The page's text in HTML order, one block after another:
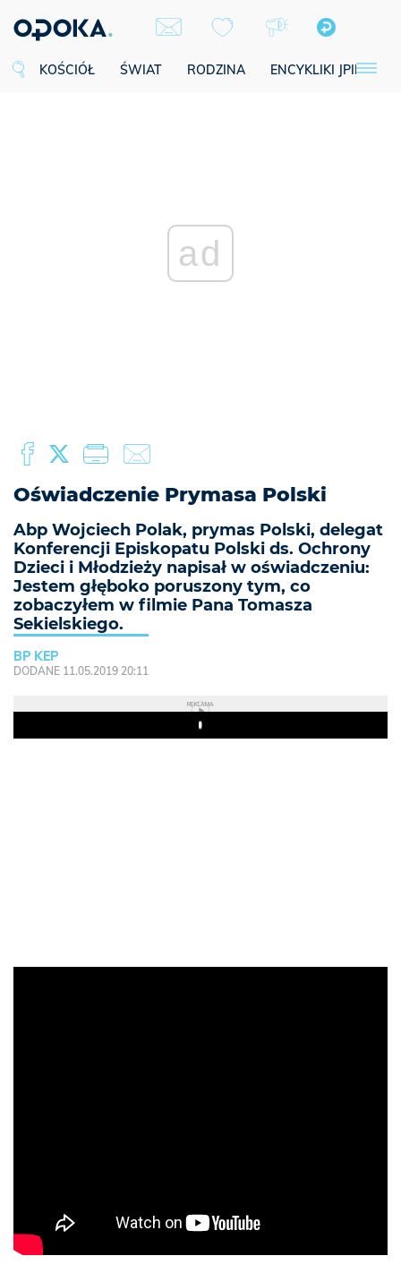
KOŚCIÓŁ ŚWIAT RODZINA ENCYKLIKI JPII
ad
Oświadczenie Prymasa Polski
Abp Wojciech Polak, prymas Polski, delegat
Konferencji Episkopatu Polski ds. Ochrony
Dzieci i Młodzieży napisał w oświadczeniu:
Jestem głęboko poruszony tym, co
zobaczyłem w filmie Pana Tomasza
Sekielskiego.
BP KEP
DODANE 11.05.2019 20:11
REKLAMA
Play